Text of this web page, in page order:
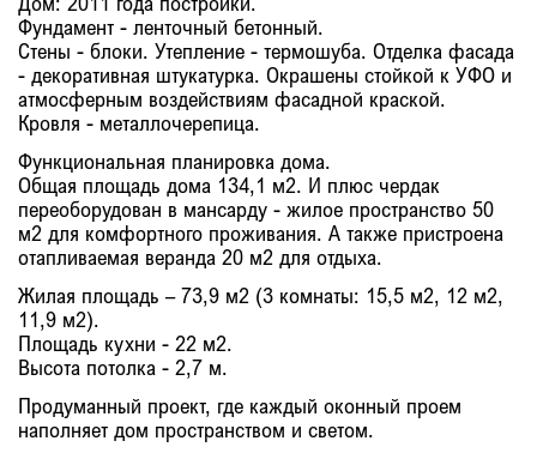
Фундамент - ленточный бетонный.
Стены - блоки. Утепление - термошуба. Отделка фасада
- декоративная штукатурка. Окрашены стойкой к УФО и
атмосферным воздействиям фасадной краской.
Кровля - металлочерепица.
Функциональная планировка дома.
Общая площадь дома 134,1 м2. И плюс чердак
переоборудован в мансарду - жилое пространство 50
м2 для комфортного проживания. А также пристроена
отапливаемая веранда 20 м2 для отдыха.
Жилая площадь – 73,9 м2 (3 комнаты: 15,5 м2, 12 м2,
11,9 м2).
Площадь кухни - 22 м2.
Высота потолка - 2,7 м.
Продуманный проект, где каждый оконный проем
наполняет дом пространством и светом.